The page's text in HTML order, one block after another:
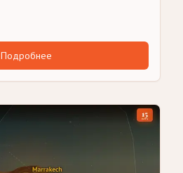
Подробнее